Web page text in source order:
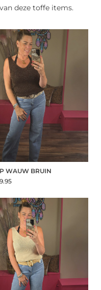
deze toffe items.
WAUW BRUIN